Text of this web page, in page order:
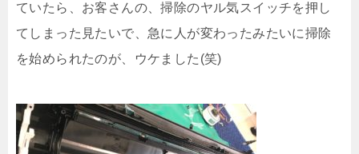
ていたら、お客さんの、掃除のヤル気スイッチを押し
てしまった見たいで、急に人が変わったみたいに掃除
を始められたのが、ウケました(笑)